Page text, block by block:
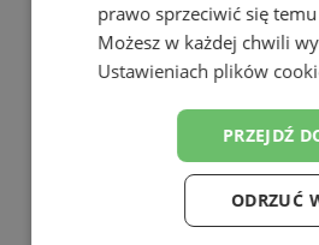
prawo sprzeciwić się
Możesz w każdej chwili
Ustawieniach plików
PRZEJDŹ
ODRZUĆ